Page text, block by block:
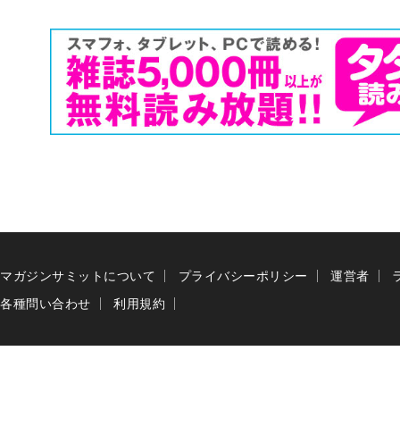
マガジンサミットについて プライバシーポリシー 運営者
各種問い合わせ
利用規約